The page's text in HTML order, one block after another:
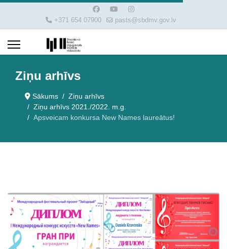
+371 654 07900 pasts@sbdmv.gov.lv
Ziņu arhīvs
Sākums
Ziņu arhīvs
Ziņu arhīvs 2021./2022. m.g.
Apsveicam konkursa New Names laureātus!